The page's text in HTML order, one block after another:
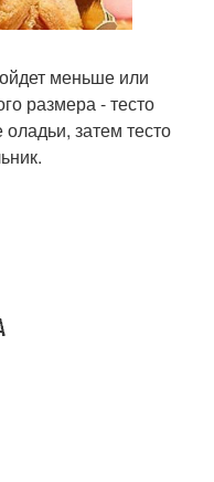
меньше или
размера - тесто
затем тесто